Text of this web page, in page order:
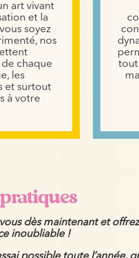
art vivant
et la
soyez
nos
de chaque
les
et surtout
à votre
tout
dès maintenant et
inoubliable !